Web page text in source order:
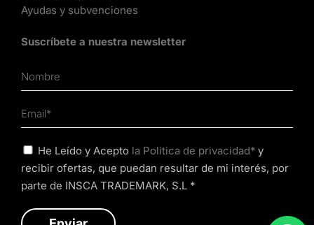
Ayudas y subvenciones
Suscríbete a nuestra newsletter
He Leído y Acepto la Politica de privacidad* y
recibir ofertas, que puedan resultar de mi interés, por
parte de INSCA TRADEMARK, S.L *